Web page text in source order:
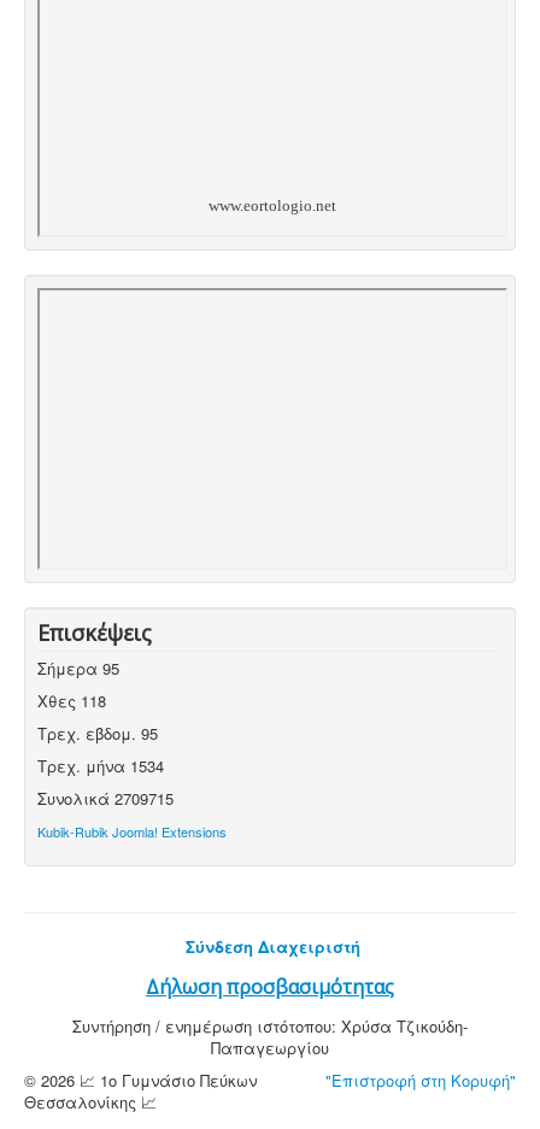
Επισκέψεις
Σήμερα 95
Χθες 118
Τρεχ. εβδομ. 95
Τρεχ. μήνα 1534
Συνολικά 2709715
Kubik-Rubik Joomla! Extensions
Σύνδεση Διαχειριστή
Δήλωση προσβασιμότητας
Συντήρηση / ενημέρωση ιστότοπου: Χρύσα Τζικούδη-
Παπαγεωργίου
"Επιστροφή στη Κορυφή"
© 2026 📈 1ο Γυμνάσιο Πεύκων
Θεσσαλονίκης 📈